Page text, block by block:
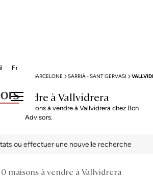
Fr
BARCELONE SARRIÀ - SANT GERVASI
à vendre à Vallvidrera
de maisons à vendre à Vallvidrera chez Bcn
Advisors.
ou effectuer une nouvelle recherche
maisons à vendre à Vallvidrera